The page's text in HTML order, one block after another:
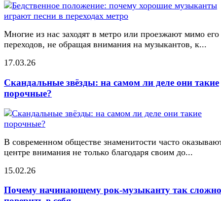
Многие из нас заходят в метро или проезжают мимо его
переходов, не обращая внимания на музыкантов, к...
17.03.26
Скандальные звёзды: на самом ли деле они такие
порочные?
В современном обществе знаменитости часто
центре внимания не только благодаря своим до...
15.02.26
Почему начинающему рок-музыканту так сложно